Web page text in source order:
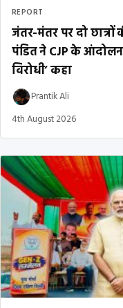
REPORT
जंतर-मंतर पर दो
पंडित ने CJP के
विरोधी’ कहा
Prantik Ali
4th August 2026